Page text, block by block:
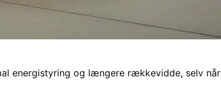
energistyring og længere rækkevidde, selv når